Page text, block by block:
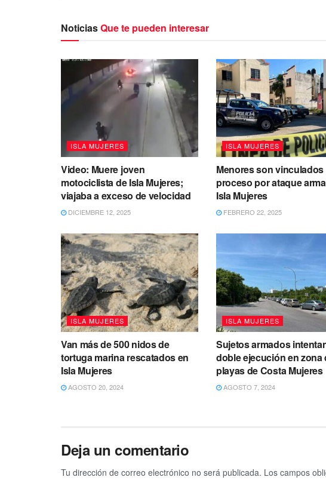
NoticiasQue te pueden interesar
ISLA MUJERES
Video: Muere joven
motociclista de Isla Mujeres;
viajaba a exceso de velocidad
DICIEMBRE 12, 2025
ISLA MUJERES
Menores son vinculados
proceso por ataque
Isla Mujeres
FEBRERO 22, 2025
ISLA MUJERES
Van más de 500 nidos de
tortuga marina rescatados en
Isla Mujeres
AGOSTO 20, 2024
ISLA MUJERES
Sujetos armados
doble ejecución en zona
playas de Costa Mujeres
AGOSTO 7, 2024
Deja un comentario
Tu dirección de correo electrónico no será publicada. Los campos